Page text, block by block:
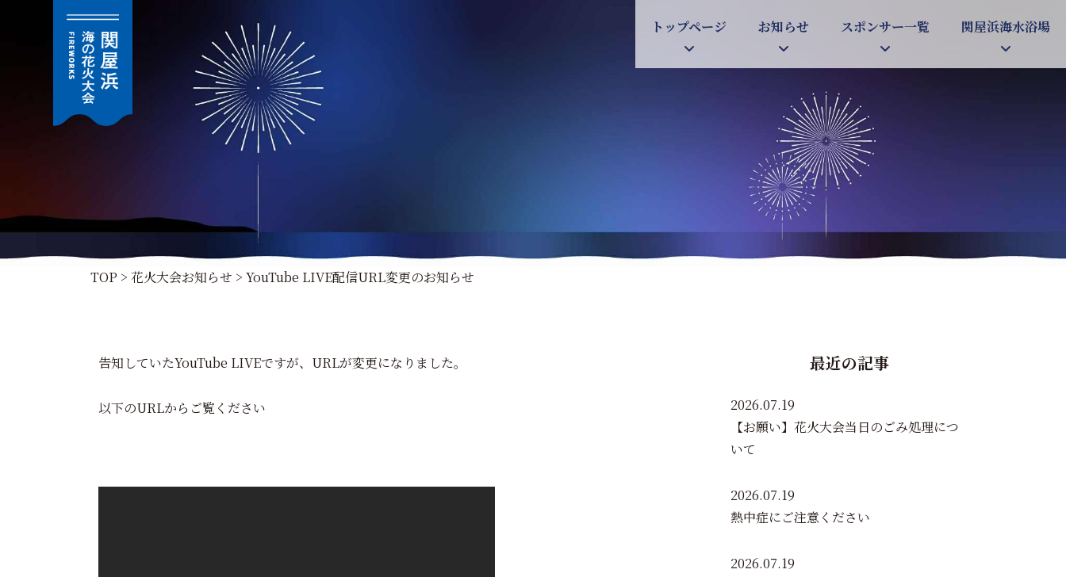
トップページ お知らせ スポンサー一覧 関屋浜海水浴場
YouTube LIVE配信URL変更のお知らせ
TOP > 花火大会お知らせ > YouTube LIVE配信URL変更のお知らせ
告知していたYouTube LIVEですが、URLが変更になりました。
以下のURLからご覧ください
最近の記事
2026.07.19
【お願い】花火大会当日のごみ処理につ
いて
2026.07.19
熱中症にご注意ください
2026.07.19